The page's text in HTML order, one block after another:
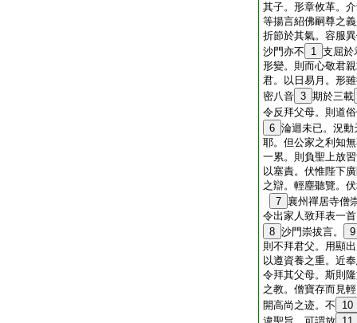
其子。形章攸革。
等揚言紹佛嗣尊之
折節於其氣。容服
沙門亦不
1 支屈於
形變。則而心敬君
君。以日易月。形
密八音 3 期於三載
令反拜父母。則道
6 淪迴未已。況
耶。但公家之利知
一累。則負聖上放
以塞責。伏惟陛下
之辯。輕塵聽覽。
7 襄州禪居寺僧
令出家人致拜表一首
8 沙門崇拔言。
9
則不拜君父。用顯
以遵資養之重。近
令拜其父母。斯則
之教。僧寶存而見
開高尚之迹。不
10